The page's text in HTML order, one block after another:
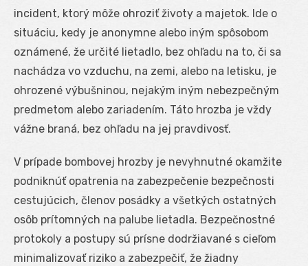
incident, ktorý môže ohroziť životy a majetok. Ide o
situáciu, kedy je anonymne alebo iným spôsobom
oznámené, že určité lietadlo, bez ohľadu na to, či sa
nachádza vo vzduchu, na zemi, alebo na letisku, je
ohrozené výbušninou, nejakým iným nebezpečným
predmetom alebo zariadením. Táto hrozba je vždy
vážne braná, bez ohľadu na jej pravdivosť.
V prípade bombovej hrozby je nevyhnutné okamžite
podniknúť opatrenia na zabezpečenie bezpečnosti
cestujúcich, členov posádky a všetkých ostatných
osôb prítomných na palube lietadla. Bezpečnostné
protokoly a postupy sú prísne dodržiavané s cieľom
minimalizovať riziko a zabezpečiť, že žiadny